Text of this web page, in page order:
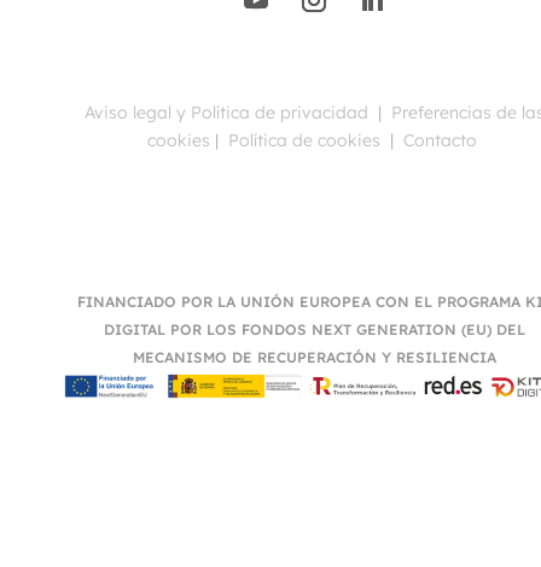
Aviso legal y Política de privacidad | Preferencias de
cookies | Política de cookies | Contacto
FINANCIADO POR LA UNIÓN EUROPEA CON EL PROGRAMA
DIGITAL POR LOS FONDOS NEXT GENERATION (EU) DEL
MECANISMO DE RECUPERACIÓN Y RESILIENCIA